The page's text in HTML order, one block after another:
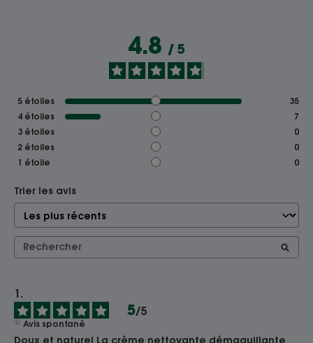
4.8 / 5
5 étoiles
35
4 étoiles
7
3 étoiles
0
2 étoiles
0
1 étoile 0
Trier les avis
5/5
Avis spontané
Doux et naturel La crème nettoyante démaquillante